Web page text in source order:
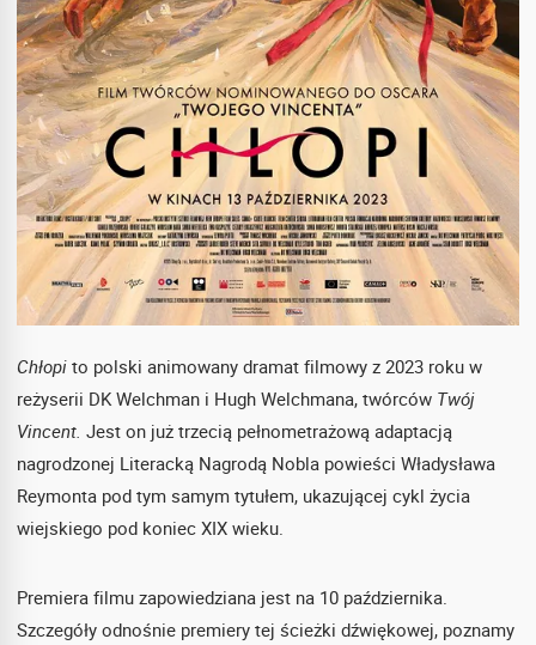
Chłopi to polski animowany dramat filmowy z 2023 roku w
reżyserii DK Welchman i Hugh Welchmana, twórców Twój
Vincent. Jest on już trzecią pełnometrażową adaptacją
nagrodzonej Literacką Nagrodą Nobla powieści Władysława
Reymonta pod tym samym tytułem, ukazującej cykl życia
wiejskiego pod koniec XIX wieku.
Premiera filmu zapowiedziana jest na 10 października.
Szczegóły odnośnie premiery tej ścieżki dźwiękowej, poznamy